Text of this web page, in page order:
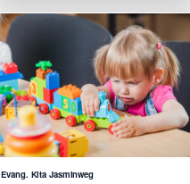
Evang. Kita Jasminweg